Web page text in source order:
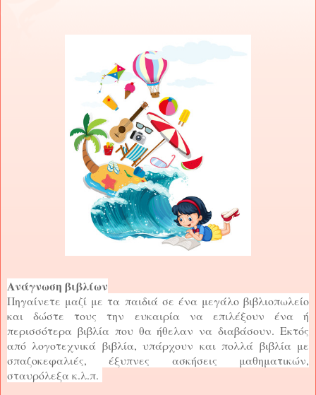
Ανάγνωση βιβλίων
Πηγαίνετε μαζί με τα παιδιά σε ένα μεγάλο βιβλιοπωλείο
και δώστε τους την ευκαιρία να επιλέξουν ένα ή
περισσότερα βιβλία που θα ήθελαν να διαβάσουν. Εκτός
από λογοτεχνικά βιβλία, υπάρχουν και πολλά βιβλία με
σπαζοκεφαλιές, έξυπνες ασκήσεις μαθηματικών,
σταυρόλεξα κ.λ.π.